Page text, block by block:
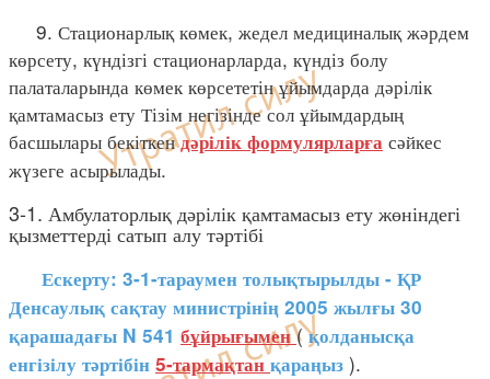
9. Стационарлық көмек, жедел медициналық жәрдем
көрсету, күндізгі стационарларда, күндіз болу
палаталарында көмек көрсететін ұйымдарда дәрілік
қамтамасыз ету Тізім негізінде сол ұйымдардың
басшылары бекіткендәрілік формулярларға сәйкес
жүзеге асырылады.
3-1. Амбулаторлық дәрілік қамтамасыз ету жөніндегі
қызметтерді сатып алу тәртібі
Ескерту: 3-1-тараумен толықтырылды - ҚР
Денсаулық сақтау министрінің 2005 жылғы 30
қарашадағы N 541 бұйрығымен(қолданысқа
енгізілу тәртібін 5-тармақтан қараңыз ).